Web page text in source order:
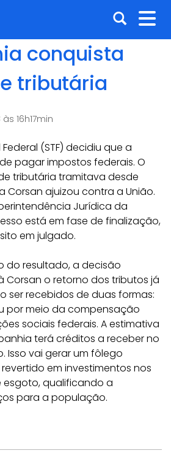
Abrir
a
busca
conquista
tributária
às 16h17min
(STF) decidiu que a
pagar impostos federais. O
tributária tramitava desde
Corsan ajuizou contra a União.
Jurídica da
está em fase de finalização,
em julgado.
do resultado, a decisão
Corsan o retorno dos tributos já
ser recebidos de duas formas:
por meio da compensação
sociais federais. A estimativa
terá créditos a receber no
Isso vai gerar um fôlego
em investimentos nos
esgoto, qualificando a
para a população.